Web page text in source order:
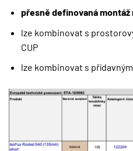
přesně definovaná montáž
lze kombinovat s
CUP
lze kombinovat s